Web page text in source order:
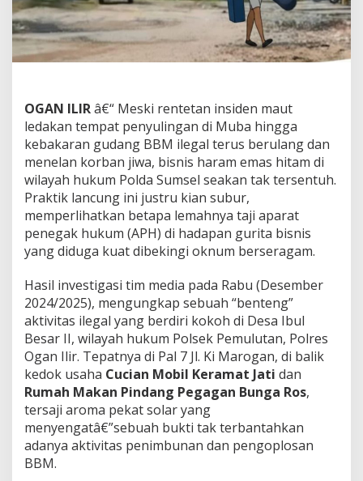
l
e
a
l
u
d
a
n
g
M
a
f
a
'
k
o
'
B
e
b
a
s
B
e
OGAN ILIRâ€“ Meski rentetan insiden maut
ledakan tempat penyulingan di Muba hingga
kebakaran gudang BBM ilegal terus berulang dan
menelan korban jiwa, bisnis haram emas hitam di
wilayah hukum Polda Sumsel seakan tak tersentuh.
Praktik lancung ini justru kian subur,
memperlihatkan betapa lemahnya taji aparat
penegak hukum (APH) di hadapan gurita bisnis
yang diduga kuat dibekingi oknum berseragam.
Hasil investigasi tim media pada Rabu (Desember
2024/2025), mengungkap sebuah “benteng”
aktivitas ilegal yang berdiri kokoh di Desa Ibul
Besar II, wilayah hukum Polsek Pemulutan, Polres
Ogan Ilir. Tepatnya di Pal 7 Jl. Ki Marogan, di balik
kedok usaha Cucian Mobil Keramat Jati dan
Rumah Makan Pindang Pegagan Bunga Ros,
tersaji aroma pekat solar yang
menyengatâ€”sebuah bukti tak terbantahkan
adanya aktivitas penimbunan dan pengoplosan
BBM.